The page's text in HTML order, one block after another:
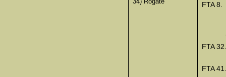
FTA 8.
FTA 32.
FTA 41.